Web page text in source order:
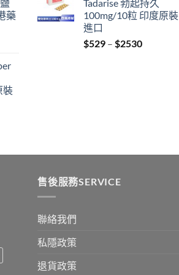
藥
裝
through
$2229
Tadarise 勃起持久
100mg/10粒 印度原裝
進口
$529 – $2530Price
售後服務SERVICE
聯絡我們
私隱政策
退貨政策